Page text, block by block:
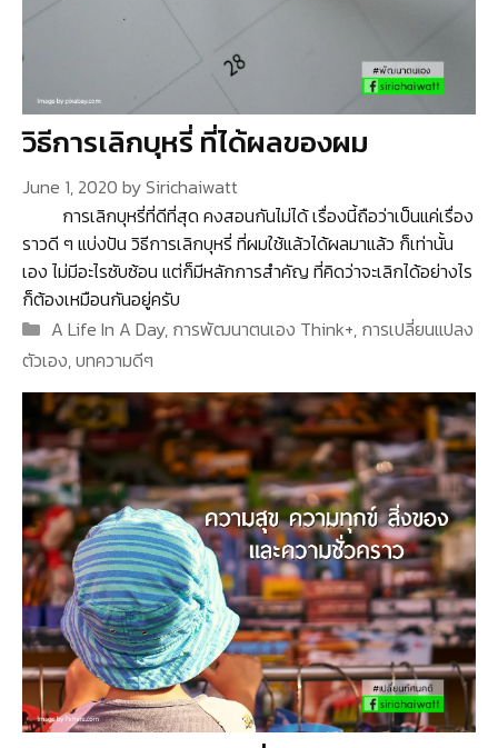
วิธีการเลิกบุหรี่ ที่ได้ผลของผม
June 1, 2020 bySirichaiwatt
การเลิกบุหรี่ที่ดีที่สุด คงสอนกันไม่ได้ เรื่องนี้ถือว่าเป็นแค่เรื่อง
ราวดี ๆ แบ่งปัน วิธีการเลิกบุหรี่ ที่ผมใช้แล้วได้ผลมาแล้ว ก็เท่านั้น
เอง ไม่มีอะไรซับซ้อน แต่ก็มีหลักการสำคัญ ที่คิดว่าจะเลิกได้อย่างไร
ก็ต้องเหมือนกันอยู่ครับ
Categories
A Life In A Day, การพัฒนาตนเอง Think+, การเปลี่ยนแปลง
ตัวเอง,บทความดีๆ